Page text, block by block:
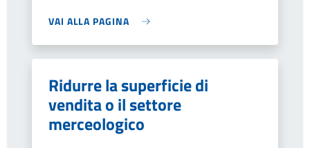
VAI ALLA PAGINA
Ridurre la superficie di
vendita o il settore
merceologico